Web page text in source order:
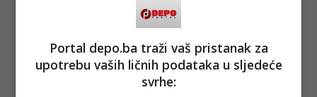
Portal depo.ba traži vaš pristanak za
upotrebu vaših ličnih podataka u sljedeće
svrhe: